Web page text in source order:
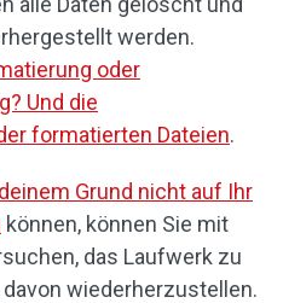
werden.
oder
Und die
formatierten Dateien.
Grund nicht auf Ihr
können, können Sie mit
das Laufwerk zu
wiederherzustellen.